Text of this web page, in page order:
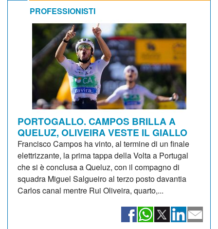
PROFESSIONISTI
PORTOGALLO. CAMPOS BRILLA A
QUELUZ, OLIVEIRA VESTE IL GIALLO
Francisco Campos ha vinto, al termine di un finale
elettrizzante, la prima tappa della Volta a Portugal
che si è conclusa a Queluz, con il compagno di
squadra Miguel Salgueiro al terzo posto davantia
Carlos canal mentre Rui Oliveira, quarto,...